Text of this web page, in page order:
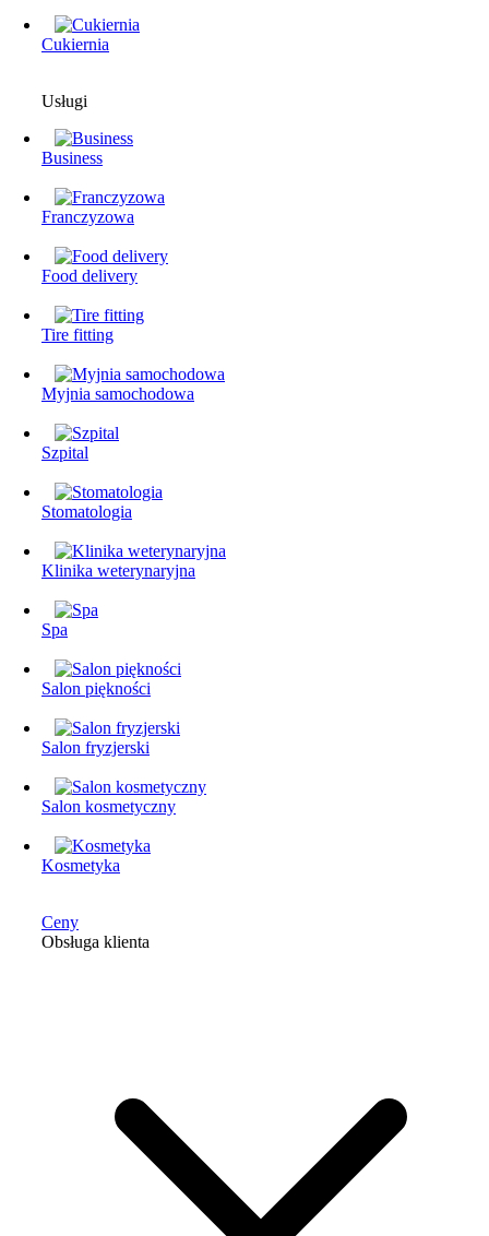
Cukiernia
Usługi
Business
Franczyzowa
Food delivery
Tire fitting
Myjnia samochodowa
Szpital
Stomatologia
Klinika weterynaryjna
Spa
Salon piękności
Salon fryzjerski
Salon kosmetyczny
Kosmetyka
Ceny
Obsługa klienta